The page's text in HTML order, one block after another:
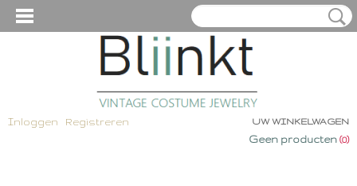
Inloggen Registreren UW WINKELWAGEN
Geen producten (0)